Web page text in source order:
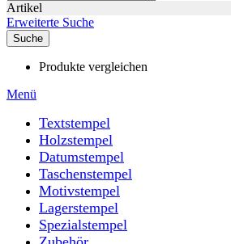
Artikel
Erweiterte Suche
Suche
Produkte vergleichen
Menü
Textstempel
Holzstempel
Datumstempel
Taschenstempel
Motivstempel
Lagerstempel
Spezialstempel